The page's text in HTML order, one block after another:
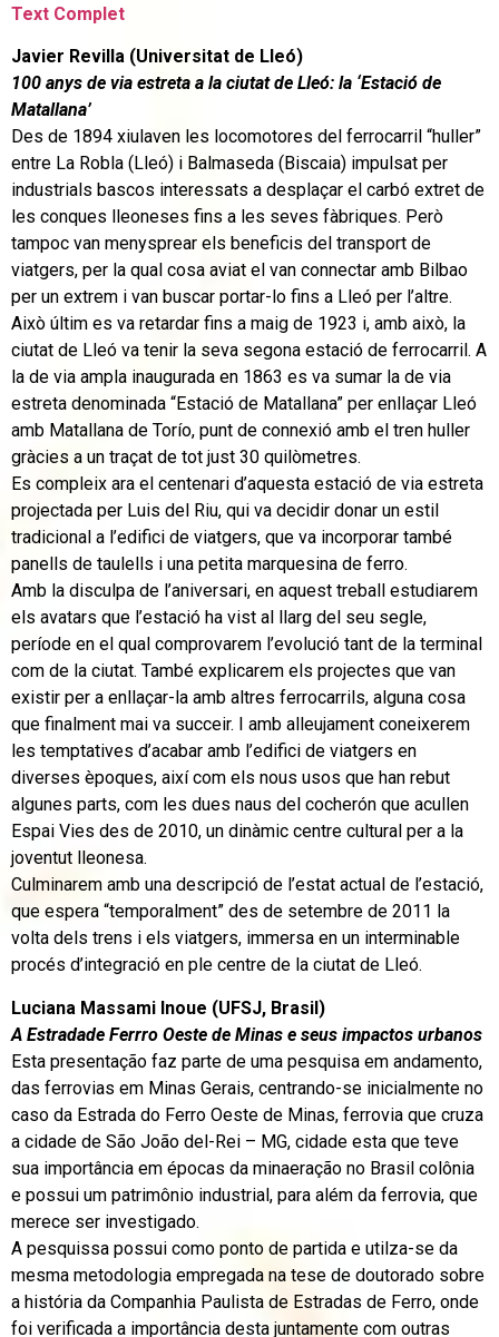
Text Complet
Javier Revilla (Universitat de Lleó)
100 anys de via estreta a la ciutat de Lleó: la ‘Estació de
Matallana’
Des de 1894 xiulaven les locomotores del ferrocarril “huller”
entre La Robla (Lleó) i Balmaseda (Biscaia) impulsat per
industrials bascos interessats a desplaçar el carbó extret de
les conques lleoneses fins a les seves fàbriques. Però
tampoc van menysprear els beneficis del transport de
viatgers, per la qual cosa aviat el van connectar amb Bilbao
per un extrem i van buscar portar-lo fins a Lleó per l’altre.
Això últim es va retardar fins a maig de 1923 i, amb això, la
ciutat de Lleó va tenir la seva segona estació de ferrocarril. A
la de via ampla inaugurada en 1863 es va sumar la de via
estreta denominada “Estació de Matallana” per enllaçar Lleó
amb Matallana de Torío, punt de connexió amb el tren huller
gràcies a un traçat de tot just 30 quilòmetres.
Es compleix ara el centenari d’aquesta estació de via estreta
projectada per Luis del Riu, qui va decidir donar un estil
tradicional a l’edifici de viatgers, que va incorporar també
panells de taulells i una petita marquesina de ferro.
Amb la disculpa de l’aniversari, en aquest treball estudiarem
els avatars que l’estació ha vist al llarg del seu segle,
període en el qual comprovarem l’evolució tant de la terminal
com de la ciutat. També explicarem els projectes que van
existir per a enllaçar-la amb altres ferrocarrils, alguna cosa
que finalment mai va succeir. I amb alleujament coneixerem
les temptatives d’acabar amb l’edifici de viatgers en
diverses èpoques, així com els nous usos que han rebut
algunes parts, com les dues naus del cocherón que acullen
Espai Vies des de 2010, un dinàmic centre cultural per a la
joventut lleonesa.
Culminarem amb una descripció de l’estat actual de l’estació,
que espera “temporalment” des de setembre de 2011 la
volta dels trens i els viatgers, immersa en un interminable
procés d’integració en ple centre de la ciutat de Lleó.
Luciana Massami Inoue (UFSJ, Brasil)
A Estradade Ferrro Oeste de Minas e seus impactos urbanos
Esta presentação faz parte de uma pesquisa em andamento,
das ferrovias em Minas Gerais, centrando-se inicialmente no
caso da Estrada do Ferro Oeste de Minas, ferrovia que cruza
a cidade de São João del-Rei – MG, cidade esta que teve
sua importância em épocas da minaeração no Brasil colônia
e possui um patrimônio industrial, para além da ferrovia, que
merece ser investigado.
A pesquissa possui como ponto de partida e utilza-se da
mesma metodologia empregada na tese de doutorado sobre
a história da Companhia Paulista de Estradas de Ferro, onde
foi verificada a importância desta juntamente com outras